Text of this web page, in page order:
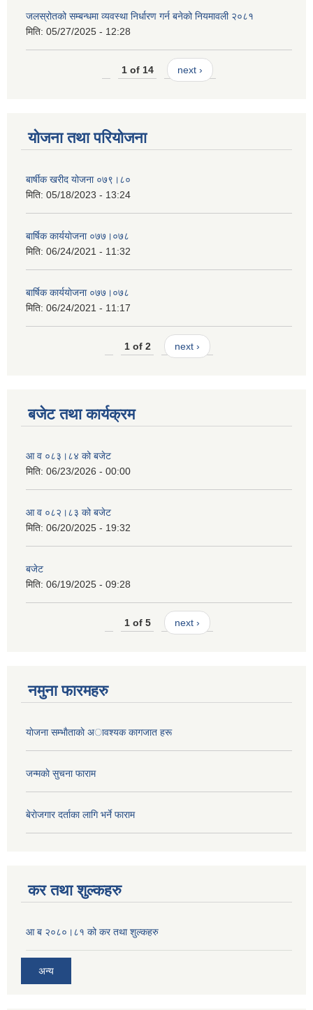
जलस्रोतको सम्बन्धमा व्यवस्था निर्धारण गर्न बनेको नियमावली २०८१
मिति: 05/27/2025 - 12:28
1 of 14 next ›
योजना तथा परियोजना
बार्षीक खरीद योजना ०७९।८०
मिति: 05/18/2023 - 13:24
बार्षिक कार्ययाेजना ०७७।०७८
मिति: 06/24/2021 - 11:32
बार्षिक कार्ययाेजना ०७७।०७८
मिति: 06/24/2021 - 11:17
1 of 2 next ›
बजेट तथा कार्यक्रम
आ व ०८३।८४ को बजेट
मिति: 06/23/2026 - 00:00
आ व ०८२।८३ को बजेट
मिति: 06/20/2025 - 19:32
बजेट
मिति: 06/19/2025 - 09:28
1 of 5 next ›
नमुना फारमहरु
याेजना सम्भाैताकाे अावश्यक कागजात हरू
जन्मकाे सुचना फाराम
बेराेजगार दर्ताका लागि भर्ने फाराम
कर तथा शुल्कहरु
आ ब २०८०।८१ को कर तथा शुल्कहरु
अन्य